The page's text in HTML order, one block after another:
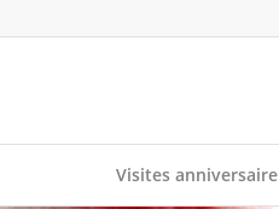
Visites anniversaire